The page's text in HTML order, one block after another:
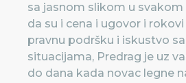
sa jasnom slikom u svakom
da su i cena i ugovor i
pravnu podršku i iskustvo
situacijama, Predrag je uz
do dana kada novac legne